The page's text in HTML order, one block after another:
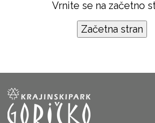
Vrnite se na začetno